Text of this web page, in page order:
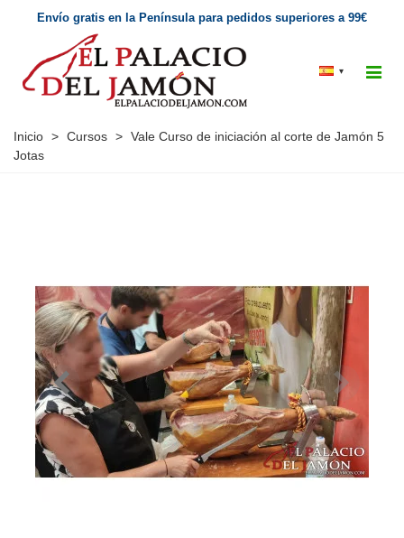
Envío gratis en la Península para pedidos superiores a 99€
▾
Inicio > Cursos > Vale Curso de iniciación al corte de Jamón 5
Jotas